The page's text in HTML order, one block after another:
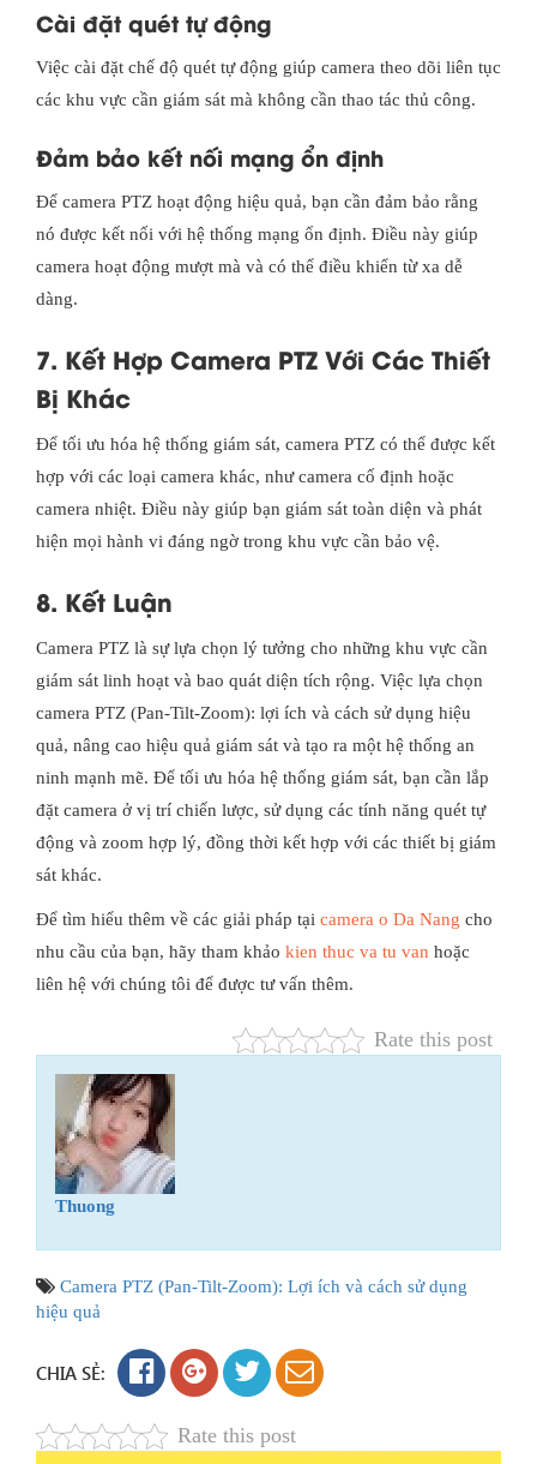
Cài đặt quét tự động
Việc cài đặt chế độ quét tự động giúp camera theo dõi liên tục
các khu vực cần giám sát mà không cần thao tác thủ công.
Đảm bảo kết nối mạng ổn định
Để camera PTZ hoạt động hiệu quả, bạn cần đảm bảo rằng
nó được kết nối với hệ thống mạng ổn định. Điều này giúp
camera hoạt động mượt mà và có thể điều khiển từ xa dễ
dàng.
7. Kết Hợp Camera PTZ Với Các Thiết
Bị Khác
Để tối ưu hóa hệ thống giám sát, camera PTZ có thể được kết
hợp với các loại camera khác, như camera cố định hoặc
camera nhiệt. Điều này giúp bạn giám sát toàn diện và phát
hiện mọi hành vi đáng ngờ trong khu vực cần bảo vệ.
8. Kết Luận
Camera PTZ là sự lựa chọn lý tưởng cho những khu vực cần
giám sát linh hoạt và bao quát diện tích rộng. Việc lựa chọn
camera PTZ (Pan-Tilt-Zoom): lợi ích và cách sử dụng hiệu
quả, nâng cao hiệu quả giám sát và tạo ra một hệ thống an
ninh mạnh mẽ. Để tối ưu hóa hệ thống giám sát, bạn cần lắp
đặt camera ở vị trí chiến lược, sử dụng các tính năng quét tự
động và zoom hợp lý, đồng thời kết hợp với các thiết bị giám
sát khác.
Để tìm hiểu thêm về các giải pháp tại camera o Da Nang cho
nhu cầu của bạn, hãy tham khảo kien thuc va tu van hoặc
liên hệ với chúng tôi để được tư vấn thêm.
Rate this post
Thuong
Camera PTZ (Pan-Tilt-Zoom): Lợi ích và cách sử dụng
hiệu quả
CHIA SẺ:
Rate this post